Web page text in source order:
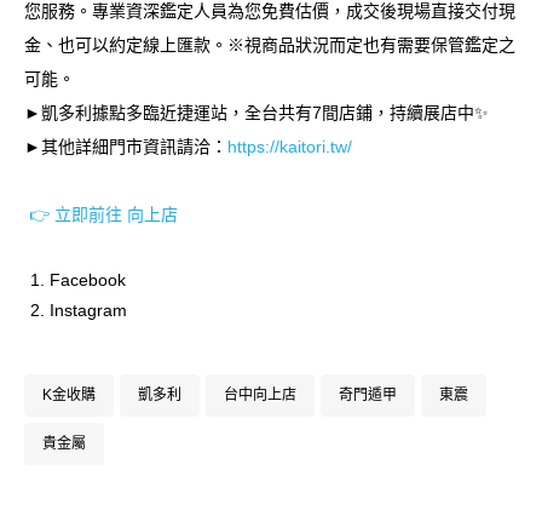
您服務。專業資深鑑定人員為您免費估價，成交後現場直接交付現
金、也可以約定線上匯款。※視商品狀況而定也有需要保管鑑定之
可能。
►凱多利據點多臨近捷運站，全台共有7間店鋪，持續展店中✨
►其他詳細門市資訊請洽： https://kaitori.tw/
👉 立即前往 向上店
Facebook
Instagram
K金收購 凱多利 台中向上店 奇門遁甲 東震
貴金屬